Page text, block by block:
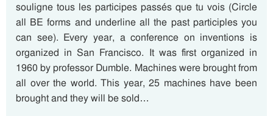
souligne tous les participes passés que tu vois (Circle
all BE forms and underline all the past participles you
can see). Every year, a conference on inventions is
organized in San Francisco. It was first organized in
1960 by professor Dumble. Machines were brought from
all over the world. This year, 25 machines have been
brought and they will be sold…